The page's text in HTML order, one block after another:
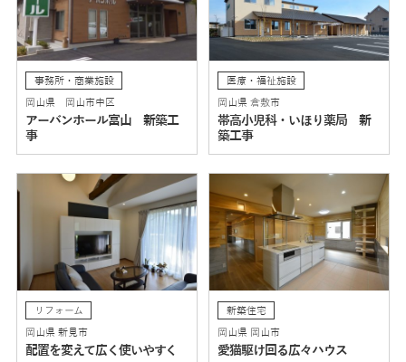
事務所・商業施設
岡山県 岡山市中区
アーバンホール富山 新築工
事
医療・福祉施設
岡山県 倉敷市
帯高小児科・いほり薬局 新
築工事
リフォーム
岡山県 新見市
配置を変えて広く使いやすく
新築住宅
岡山県 岡山市
愛猫駆け回る広々ハウス